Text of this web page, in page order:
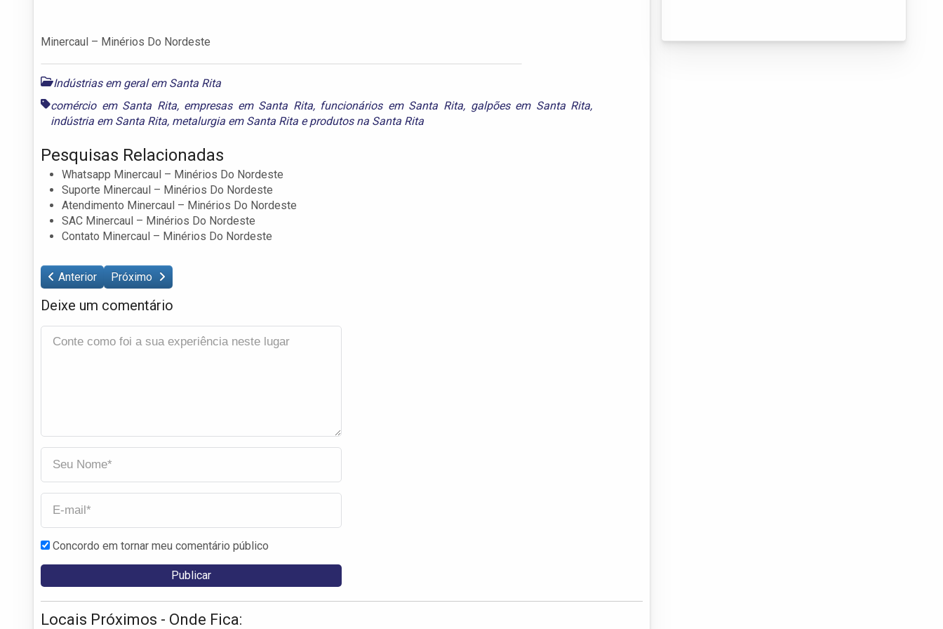
Minercaul – Minérios Do Nordeste
Indústrias em geral em Santa Rita
comércio em Santa Rita, empresas em Santa Rita, funcionários em Santa Rita, galpões em Santa Rita,
indústria em Santa Rita, metalurgia em Santa Rita eprodutos na Santa Rita
Pesquisas Relacionadas
Whatsapp Minercaul – Minérios Do Nordeste
Suporte Minercaul – Minérios Do Nordeste
Atendimento Minercaul – Minérios Do Nordeste
SAC Minercaul – Minérios Do Nordeste
Contato Minercaul – Minérios Do Nordeste
Anterior Próximo
Deixe um comentário
Concordo em tornar meu comentário público
Locais Próximos - Onde Fica: